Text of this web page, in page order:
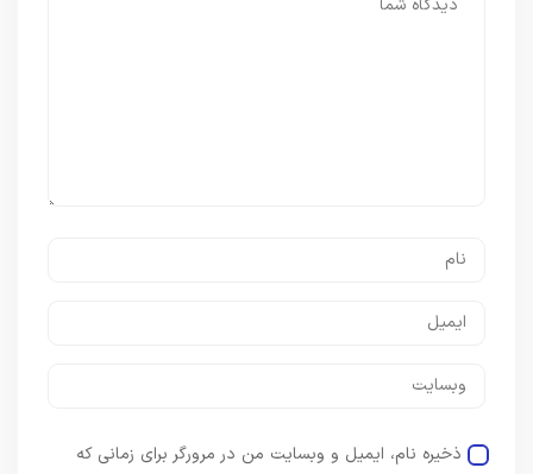
ذخیره نام، ایمیل و وبسایت من در مرورگر برای زمانی که